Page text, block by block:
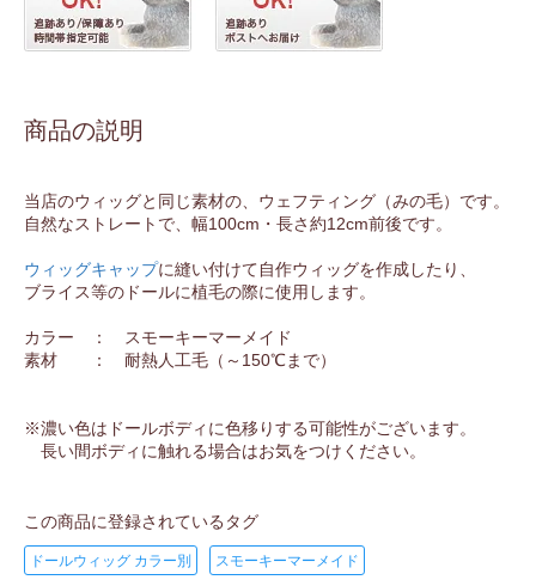
商品の説明
当店のウィッグと同じ素材の、ウェフティング（みの毛）です。
自然なストレートで、幅100cm・長さ約12cm前後です。
ウィッグキャップに縫い付けて自作ウィッグを作成したり、
ブライス等のドールに植毛の際に使用します。
カラー ： スモーキーマーメイド
素材 ： 耐熱人工毛（～150℃まで）
※濃い色はドールボディに色移りする可能性がございます。
長い間ボディに触れる場合はお気をつけください。
この商品に登録されているタグ
ドールウィッグ カラー別 スモーキーマーメイド